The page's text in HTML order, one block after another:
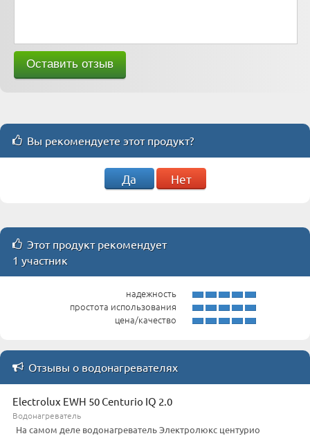
Вы рекомендуете этот продукт?
Да Нет
Этот продукт рекомендует
1 участник
надежность
простота использования
цена/качество
Отзывы о водонагревателях
Electrolux EWH 50 Centurio IQ 2.0
Водонагреватель
На самом деле водонагреватель Электролюкс центурио